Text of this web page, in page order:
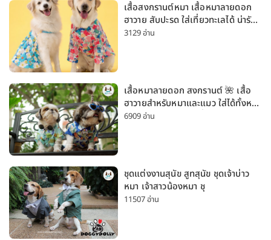
เสื้อสงกรานต์หมา เสื้อหมาลายดอก
ฮาวาย สับปะรด ใส่เที่ยวทะเลได้ น่ารัก
ใส่ได้ทั้งหมาเล็กและหมาใหญ่
3129 อ่าน
เสื้อหมาลายดอก สงกรานต์ 🌺 เสื้อ
ฮาวายสำหรับหมาและแมว ใส่ได้ทั้งหมา
เล็กและหมาใหญ่ ใส่เที่ยวทะเลน่ารัก
6909 อ่าน
ชุดแต่งงานสุนัข สูทสุนัข ชุดเจ้าบ่าว
หมา เจ้าสาวน้องหมา ชุ
11507 อ่าน